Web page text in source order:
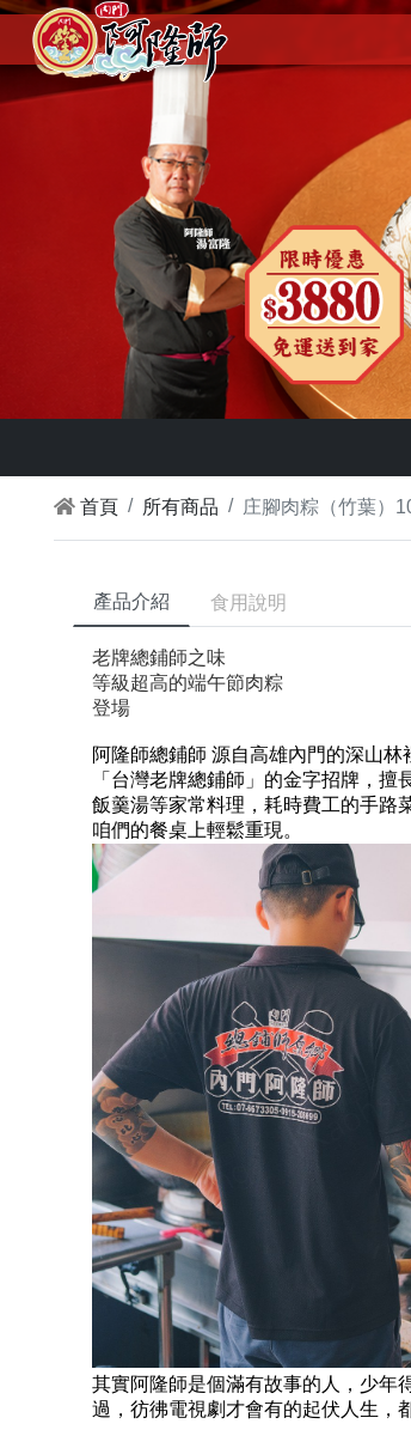
首頁 所有商品 庄腳肉粽（竹葉）
產品介紹 食用說明
老牌總鋪師之味
等級超高的端午節肉粽
登場
阿隆師總鋪師 源自高雄內門的深山
「台灣老牌總鋪師」的金字招牌，
飯羹湯等家常料理，耗時費工的手路
咱們的餐桌上輕鬆重現。
其實阿隆師是個滿有故事的人，少年
過，彷彿電視劇才會有的起伏人生，